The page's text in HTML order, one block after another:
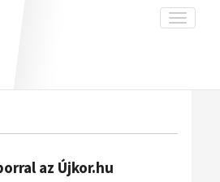
Toggle
békerendszer megszilárdulása
az Újkor.hu